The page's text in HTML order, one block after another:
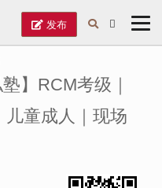
发布
】RCM考级｜
童成人｜现场